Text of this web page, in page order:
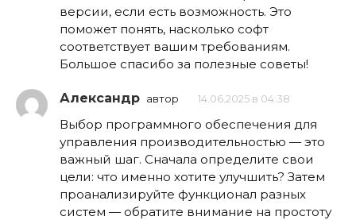
версии, если есть возможность. Это
поможет понять, насколько софт
соответствует вашим требованиям.
Большое спасибо за полезные советы!
Александр автор 14.06.2025 в 04:38
Выбор программного обеспечения для
управления производительностью — это
важный шаг. Сначала определите свои
цели: что именно хотите улучшить? Затем
проанализируйте функционал разных
систем — обратите внимание на простоту